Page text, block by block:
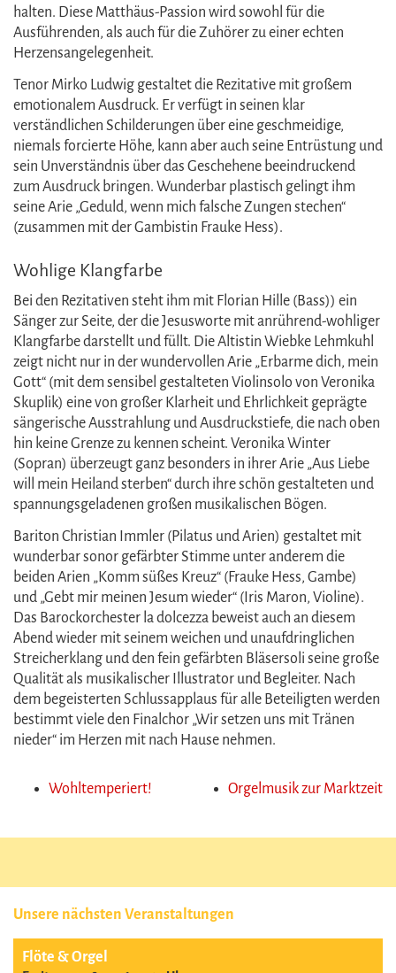
Unsere nächsten Veranstaltungen
Flöte & Orgel
halten. Diese Matthäus-Passion wird sowohl für die
Ausführenden, als auch für die Zuhörer zu einer echten
Herzensangelegenheit.
Tenor Mirko Ludwig gestaltet die Rezitative mit großem
emotionalem Ausdruck. Er verfügt in seinen klar
verständlichen Schilderungen über eine geschmeidige,
niemals forcierte Höhe, kann aber auch seine Entrüstung und
sein Unverständnis über das Geschehene beeindruckend
zum Ausdruck bringen. Wunderbar plastisch gelingt ihm
seine Arie „Geduld, wenn mich falsche Zungen stechen“
(zusammen mit der Gambistin Frauke Hess).
Wohlige Klangfarbe
Bei den Rezitativen steht ihm mit Florian Hille (Bass)) ein
Sänger zur Seite, der die Jesusworte mit anrührend-wohliger
Klangfarbe darstellt und füllt. Die Altistin Wiebke Lehmkuhl
zeigt nicht nur in der wundervollen Arie „Erbarme dich, mein
Gott“ (mit dem sensibel gestalteten Violinsolo von Veronika
Skuplik) eine von großer Klarheit und Ehrlichkeit geprägte
sängerische Ausstrahlung und Ausdruckstiefe, die nach oben
hin keine Grenze zu kennen scheint. Veronika Winter
(Sopran) überzeugt ganz besonders in ihrer Arie „Aus Liebe
will mein Heiland sterben“ durch ihre schön gestalteten und
spannungsgeladenen großen musikalischen Bögen.
Bariton Christian Immler (Pilatus und Arien) gestaltet mit
wunderbar sonor gefärbter Stimme unter anderem die
beiden Arien „Komm süßes Kreuz“ (Frauke Hess, Gambe)
und „Gebt mir meinen Jesum wieder“ (Iris Maron, Violine).
Das Barockorchester la dolcezza beweist auch an diesem
Abend wieder mit seinem weichen und unaufdringlichen
Streicherklang und den fein gefärbten Bläsersoli seine große
Qualität als musikalischer Illustrator und Begleiter. Nach
dem begeisterten Schlussapplaus für alle Beteiligten werden
bestimmt viele den Finalchor „Wir setzen uns mit Tränen
nieder“ im Herzen mit nach Hause nehmen.
Wohltemperiert! Orgelmusik zur Marktzeit